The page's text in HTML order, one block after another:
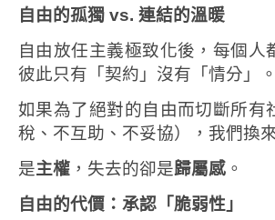
自由的孤獨 vs. 連結的溫暖
自由放任主義極致化後，每個人
彼此只有「契約」沒有「情分」。
如果為了絕對的自由而切斷所有
稅、不互助、不妥協），我們換
是主權 ，失去的卻是歸屬感 。
自由的代價：承認「脆弱性」